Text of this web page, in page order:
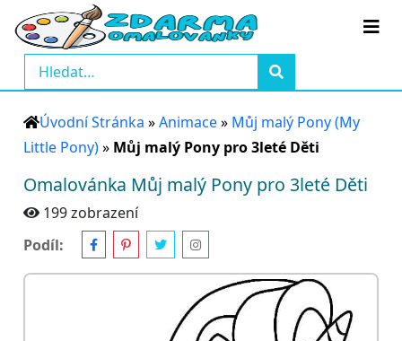
Úvodní Stránka »Animace» Můj malý Pony (My
Little Pony)» Můj malý Pony pro 3leté Děti
Omalovánka Můj malý Pony pro 3leté Děti
199 zobrazení
Podíl: